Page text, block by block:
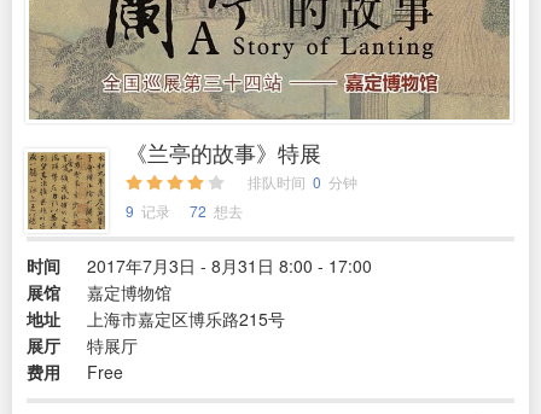
《兰亭的故事》特展
排队时间 0 分钟
9 记录 72 想去
时间
2017年7月3日 - 8月31日 8:00 - 17:00
展馆
嘉定博物馆
地址
上海市嘉定区博乐路215号
展厅
特展厅
费用
Free